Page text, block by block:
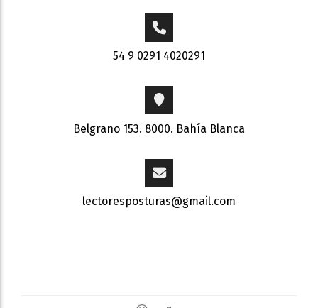
54 9 0291 4020291
Belgrano 153. 8000. Bahía Blanca
lectoresposturas@gmail.com